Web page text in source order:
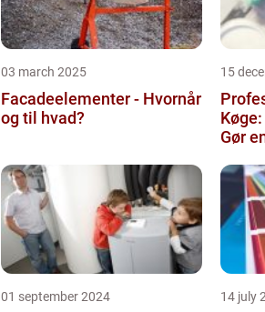
03 march 2025
Facadeelementer - Hvornår
og til hvad?
15
Gør
01 september 2024 14 july